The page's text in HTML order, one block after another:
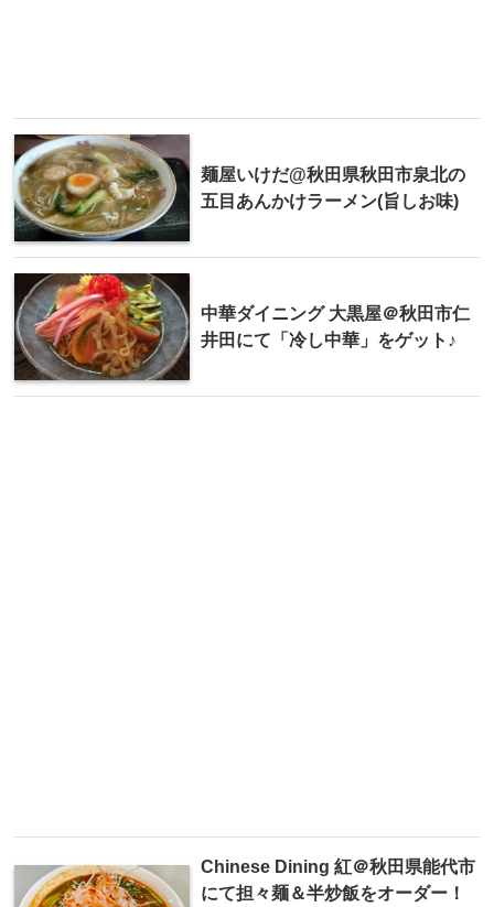
麺屋いけだ@秋田県秋田市泉北の
五目あんかけラーメン(旨しお味)
中華ダイニング 大黒屋＠秋田市仁
井田にて「冷し中華」をゲット♪
Chinese Dining 紅＠秋田県能代市
にて担々麺＆半炒飯をオーダー！